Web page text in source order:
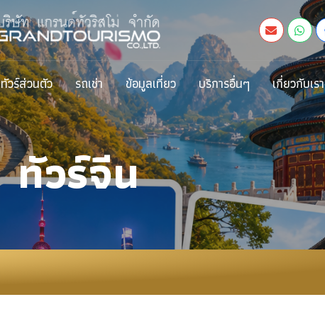
ทัวร์ส่วนตัว รถเช่า ข้อมูลเที่ยว บริการอื่นๆ เกี่ยวกับเรา
ทัวร์จีน